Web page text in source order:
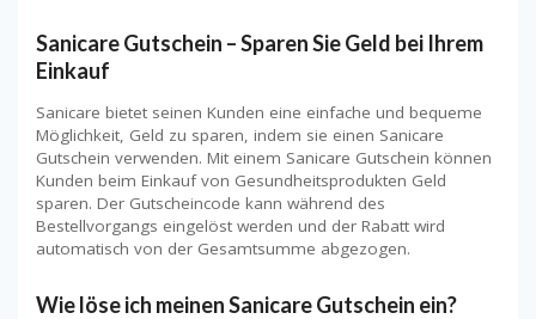
Sanicare Gutschein – Sparen Sie Geld bei Ihrem
Einkauf
Sanicare bietet seinen Kunden eine einfache und bequeme
Möglichkeit, Geld zu sparen, indem sie einen Sanicare
Gutschein verwenden. Mit einem Sanicare Gutschein können
Kunden beim Einkauf von Gesundheitsprodukten Geld
sparen. Der Gutscheincode kann während des
Bestellvorgangs eingelöst werden und der Rabatt wird
automatisch von der Gesamtsumme abgezogen.
Wie löse ich meinen Sanicare Gutschein ein?